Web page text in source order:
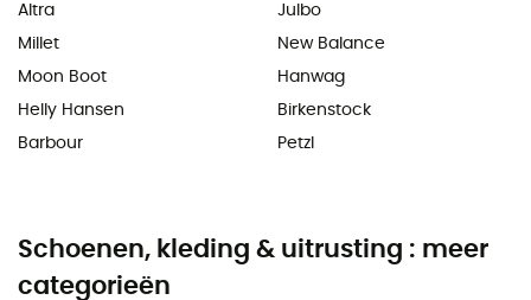
Altra
Millet
Moon Boot
Helly Hansen
Barbour
Julbo
New Balance
Hanwag
Birkenstock
Petzl
Schoenen, kleding & uitrusting : meer
categorieën